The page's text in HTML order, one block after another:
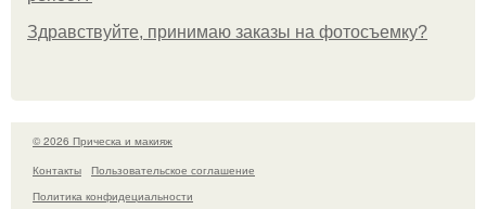
Здравствуйте, принимаю заказы на фотосъемку?
© 2026 Прическа и макияж
Контакты
Пользовательское соглашение
Политика конфидециальности